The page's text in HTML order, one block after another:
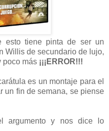
esto tiene pinta de ser un
Willis de secundario de lujo,
poco más ¡¡¡ERROR!!!
es un montaje para el
un fin de semana, se piense
argumento y nos dice lo